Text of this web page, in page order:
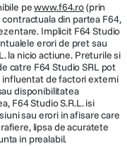
pewww.f64.ro(prin
din partea F64,
Implicit F64 Studio
erori de pret sau
la nicio actiune. Preturile si
catre F64 Studio SRL pot
de factori externi
disponibilitatea
F64 Studio S.R.L. isi
sau erori in afisare care
lipsa de acuratete
in prealabil.